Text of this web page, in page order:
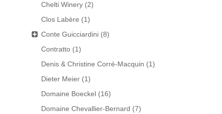
Chelti Winery (2)
Clos Labère (1)
Conte Guicciardini (8)
Contratto (1)
Denis & Christine Corré-Macquin (1)
Dieter Meier (1)
Domaine Boeckel (16)
Domaine Chevallier-Bernard (7)